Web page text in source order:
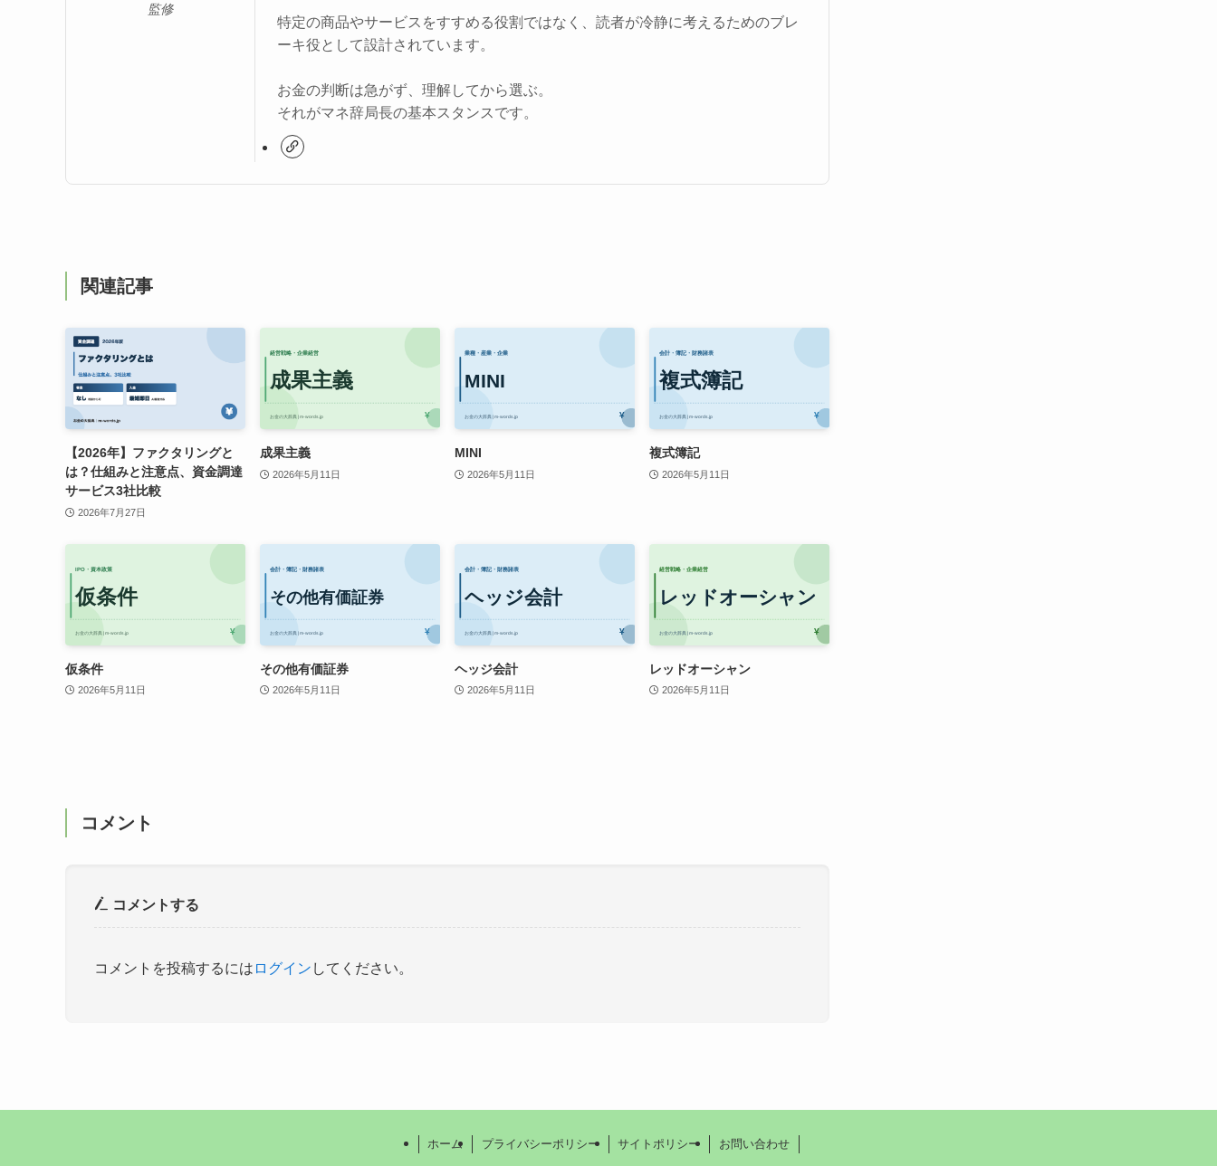
監修
特定の商品やサービスをすすめる役割ではなく、読者が冷静に考えるためのブレ
ーキ役として設計されています。
お金の判断は急がず、理解してから選ぶ。
それがマネ辞局長の基本スタンスです。
関連記事
【2026年】ファクタリングと
は？仕組みと注意点、資金調達
サービス3社比較
2026年7月27日
成果主義
2026年5月11日
MINI
2026年5月11日
複式簿記
2026年5月11日
仮条件
2026年5月11日
その他有価証券
2026年5月11日
ヘッジ会計
2026年5月11日
レッドオーシャン
2026年5月11日
コメント
コメントする
コメントを投稿するには ログイン してください。
ホーム プライバシーポリシー サイトポリシー お問い合わせ